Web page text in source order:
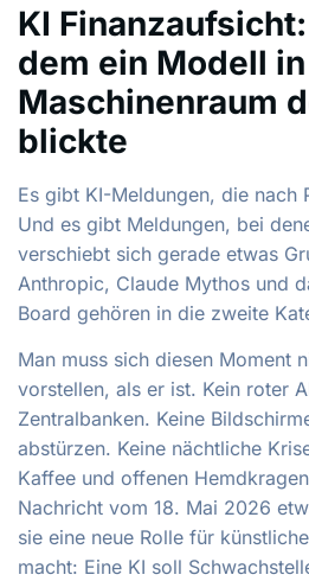
KI
dem ein Modell
Maschinenraum
blickte
Es gibt KI-Meldungen, die nach
Und es gibt Meldungen, bei
verschiebt sich gerade etwas
Anthropic, Claude Mythos und
Board gehören in die zweite
Man muss sich diesen Moment
vorstellen, als er ist. Kein roter
Zentralbanken. Keine
abstürzen. Keine nächtliche
Kaffee und offenen
Nachricht vom 18. Mai 2026
sie eine neue Rolle für
macht: Eine KI soll